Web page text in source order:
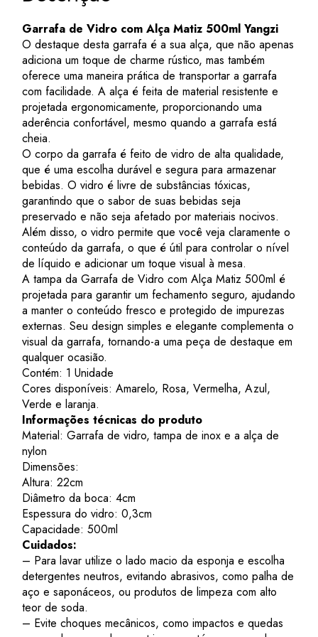
Garrafa de Vidro com Alça Matiz 500ml Yangzi
O destaque desta garrafa é a sua alça, que não apenas
adiciona um toque de charme rústico, mas também
oferece uma maneira prática de transportar a garrafa
com facilidade. A alça é feita de material resistente e
projetada ergonomicamente, proporcionando uma
aderência confortável, mesmo quando a garrafa está
cheia.
O corpo da garrafa é feito de vidro de alta qualidade,
que é uma escolha durável e segura para armazenar
bebidas. O vidro é livre de substâncias tóxicas,
garantindo que o sabor de suas bebidas seja
preservado e não seja afetado por materiais nocivos.
Além disso, o vidro permite que você veja claramente o
conteúdo da garrafa, o que é útil para controlar o nível
de líquido e adicionar um toque visual à mesa.
A tampa da Garrafa de Vidro com Alça Matiz 500ml é
projetada para garantir um fechamento seguro, ajudando
a manter o conteúdo fresco e protegido de impurezas
externas. Seu design simples e elegante complementa o
visual da garrafa, tornando-a uma peça de destaque em
qualquer ocasião.
Contém: 1 Unidade
Cores disponíveis: Amarelo, Rosa, Vermelha, Azul,
Verde e laranja.
Informações técnicas do produto
Material: Garrafa de vidro, tampa de inox e a alça de
nylon
Dimensões:
Altura: 22cm
Diâmetro da boca: 4cm
Espessura do vidro: 0,3cm
Capacidade: 500ml
Cuidados:
– Para lavar utilize o lado macio da esponja e escolha
detergentes neutros, evitando abrasivos, como palha de
aço e saponáceos, ou produtos de limpeza com alto
teor de soda.
– Evite choques mecânicos, como impactos e quedas